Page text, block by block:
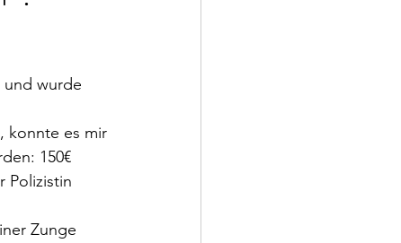
und wurde
konnte es mir
150€
Polizistin
Zunge